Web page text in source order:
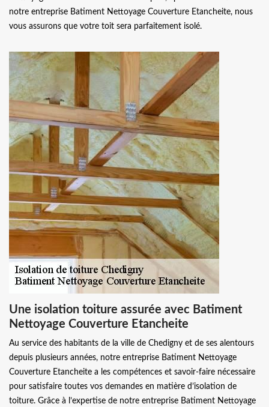
notre entreprise Batiment Nettoyage Couverture Etancheite, nous
vous assurons que votre toit sera parfaitement isolé.
Une isolation toiture assurée avec Batiment
Nettoyage Couverture Etancheite
Au service des habitants de la ville de Chedigny et de ses alentours
depuis plusieurs années, notre entreprise Batiment Nettoyage
Couverture Etancheite a les compétences et savoir-faire nécessaire
pour satisfaire toutes vos demandes en matière d’isolation de
toiture. Grâce à l’expertise de notre entreprise Batiment Nettoyage